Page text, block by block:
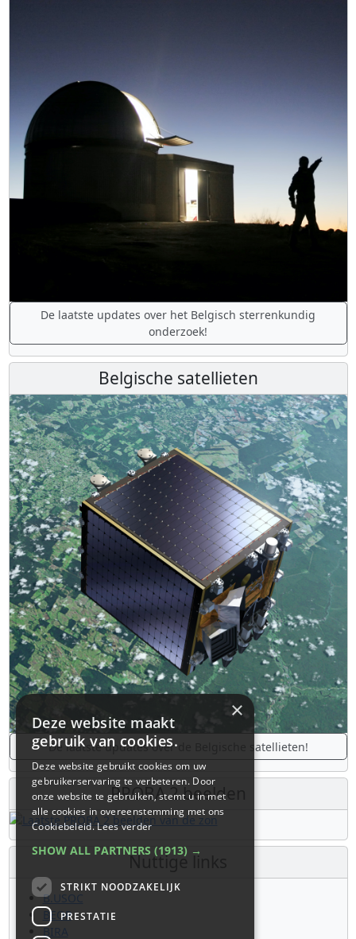
De laatste updates over het Belgisch sterrenkundig
onderzoek!
Belgische satellieten
De laatste updates over de Belgische satellieten!
PROBA 2 beelden
Nuttige links
B.USOC
BEOP
BIRA
×
Deze website maakt
gebruik van cookies.
Deze website gebruikt cookies om uw
gebruikerservaring te verbeteren. Door
onze website te gebruiken, stemt u in met
alle cookies in overeenstemming met ons
Cookiebeleid.Lees verder
SHOW ALL PARTNERS (1913) →
STRIKT NOODZAKELIJK
PRESTATIE